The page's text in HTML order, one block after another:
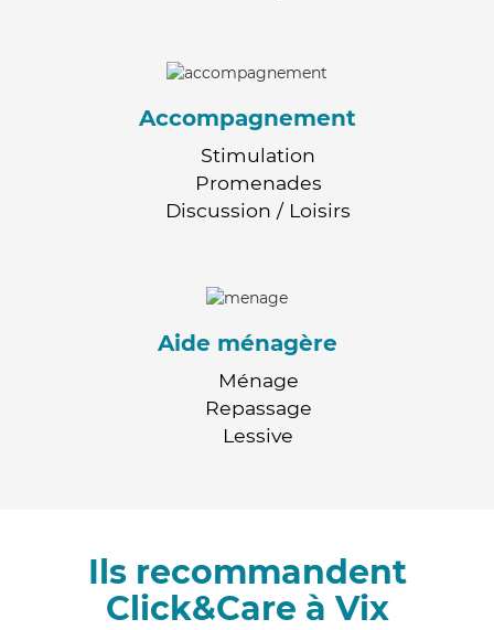
Accompagnement
Stimulation
Promenades
Discussion / Loisirs
Aide ménagère
Ménage
Repassage
Lessive
Ils recommandent
Click&Care à Vix